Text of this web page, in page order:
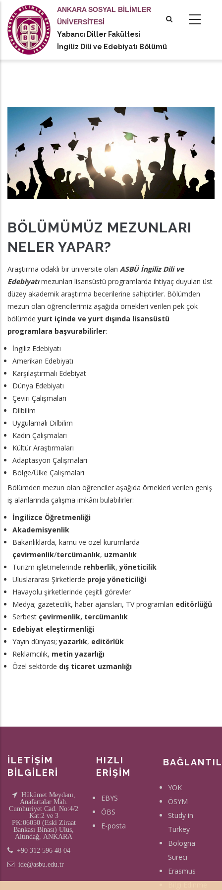
içeriğe
atla
ANKARA SOSYAL BİLİMLER
ÜNİVERSİTESİ
Yabancı Diller Fakültesi
İngiliz Dili ve Edebiyatı Bölümü
actions
BÖLÜMÜMÜZ MEZUNLARI
NELER YAPAR?
Araştırma odaklı bir üniversite olan ASBÜ İngiliz Dili ve
Edebiyatımezunları lisansüstü programlarda ihtiyaç duyulan üst
düzey akademik araştırma becerilerine sahiptirler. Bölümden
mezun olan öğrencilerimiz aşağıda örnekleri verilen pek çok
bölümdeyurt içinde ve yurt dışında lisansüstü
programlara başvurabilirler:
İngiliz Edebiyatı
Amerikan Edebiyatı
Karşılaştırmalı Edebiyat
Dünya Edebiyatı
Çeviri Çalışmaları
Dilbilim
Uygulamalı Dilbilim
Kadın Çalışmaları
Kültür Araştırmaları
Adaptasyon Çalışmaları
Bölge/Ülke Çalışmaları
Bölümden mezun olan öğrenciler aşağıda örnekleri verilen geniş
iş alanlarında çalışma imkânı bulabilirler:
İngilizce Öğretmenliği
Akademisyenlik
Bakanlıklarda, kamu ve özel kurumlarda
çevirmenlik/tercümanlık, uzmanlık
Turizm işletmelerinde rehberlik,yöneticilik
Uluslararası Şirketlerde proje yöneticiliği
Havayolu şirketlerinde çeşitli görevler
Medya; gazetecilik, haber ajansları, TV programları editörlüğü
Serbest çevirmenlik, tercümanlık
Edebiyat eleştirmenliği
Yayın dünyası;yazarlık, editörlük
Reklamcılık, metin yazarlığı
Özel sektörde dış ticaret uzmanlığı
İLETİŞİM
BİLGİLERİ
Hükümet Meydanı,
Anafartalar Mah.
Cumhuriyet Cad. No:4/2
Kat:2 ve 3
PK:06050 (Eski Ziraat
Bankası Binası) Ulus,
Altındağ, ANKARA
+90 312 596 48 04
ide@asbu.edu.tr
HIZLI
ERİŞİM
EBYS
ÖBS
E-posta
YÖK
ÖSYM
Study in
Turkey
Bologna
Süreci
Erasmus